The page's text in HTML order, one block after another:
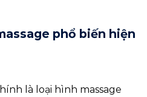
phổ biến hiện
là loại hình massage